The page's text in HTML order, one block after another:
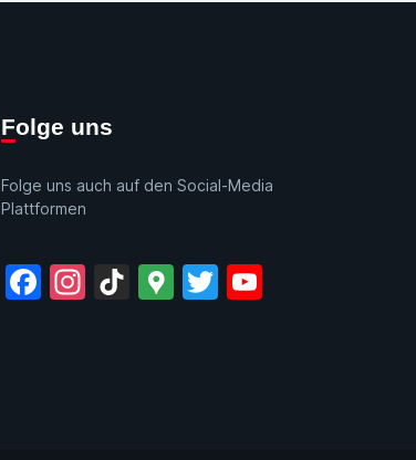
Folge uns
Folge uns auch auf den Social-Media
Plattformen
Facebook
Instagram
TikTok
GoogleTwitter